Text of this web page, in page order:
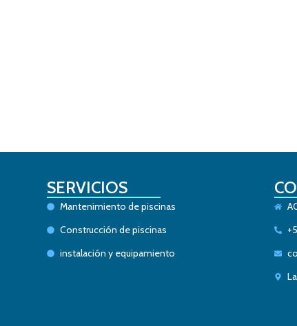
SERVICIOS
Mantenimiento de piscinas
Construcción de piscinas
instalación y equipamiento